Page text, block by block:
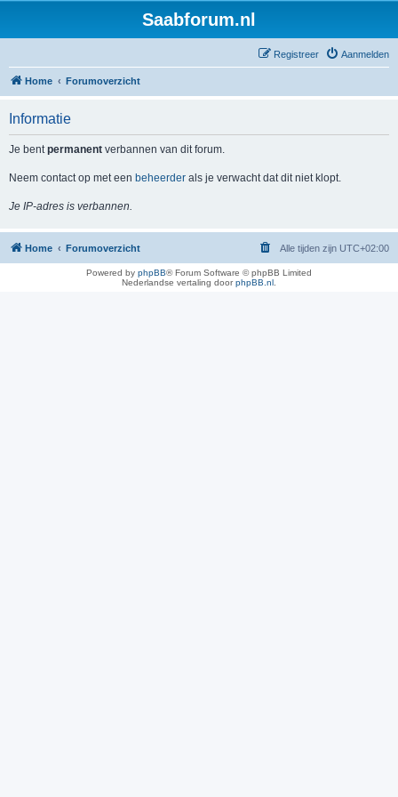
Saabforum.nl
Aanmelden
Registreer
Home Forumoverzicht
Informatie
Je bentpermanent verbannen van dit forum.
Neem contact op met een beheerder als je verwacht dat dit niet klopt.
Je IP-adres is verbannen.
Home Forumoverzicht Alle tijden zijn UTC+02:00
Powered by phpBB® Forum Software © phpBB Limited
Nederlandse vertaling doorphpBB.nl